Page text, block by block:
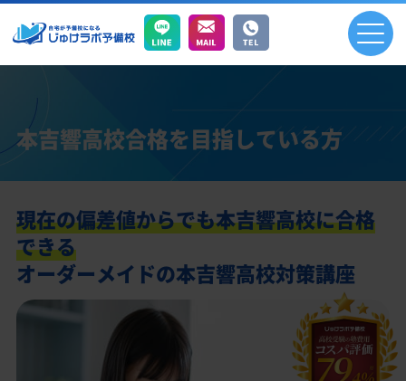
本吉響高校合格を目指している方
現在の偏差値からでも本吉響高校に合格
できる
オーダーメイドの本吉響高校対策講座